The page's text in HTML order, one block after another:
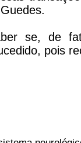
se, de
pois